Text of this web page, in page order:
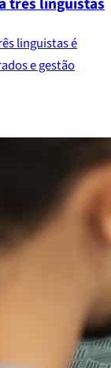
linguistas é
e gestão